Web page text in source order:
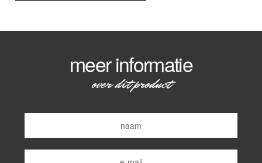
meer informatie
over dit product